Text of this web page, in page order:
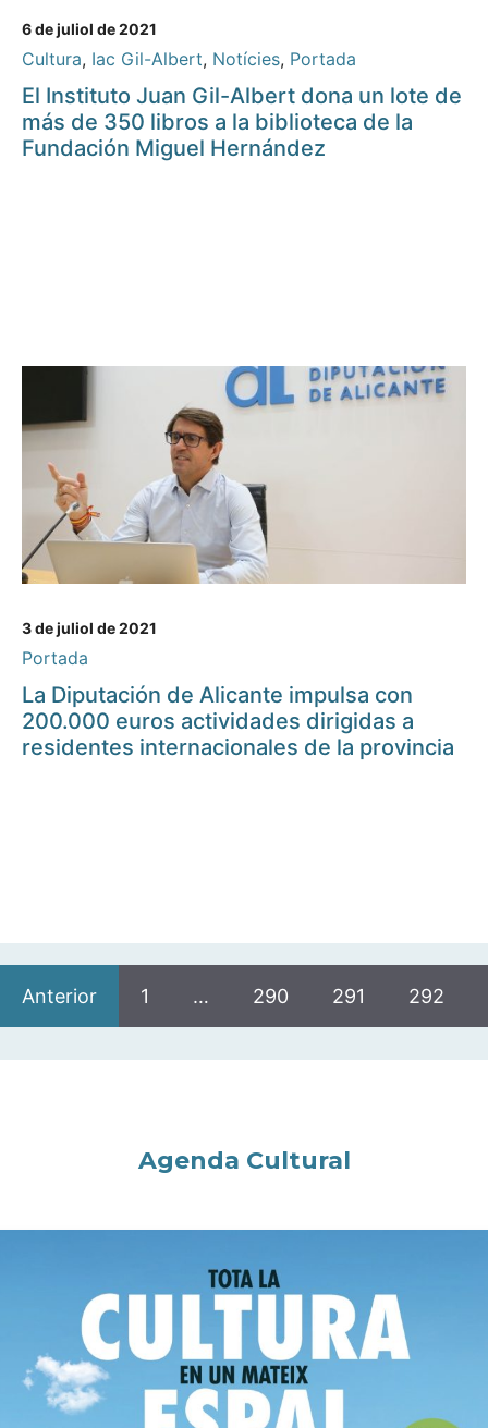
6 de juliol de 2021
Cultura, Iac Gil-Albert, Notícies, Portada
El Instituto Juan Gil-Albert dona un lote de
más de 350 libros a la biblioteca de la
Fundación Miguel Hernández
3 de juliol de 2021
Portada
La Diputación de Alicante impulsa con
200.000 euros actividades dirigidas a
residentes internacionales de la provincia
Anterior 1 … 290 291 292
Agenda Cultural